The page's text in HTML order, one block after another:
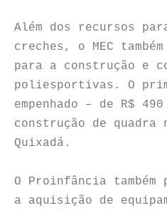
Além dos recursos
creches, o MEC
para a construção e
poliesportivas. O
empenhado – de R$
construção de quadra
Quixadá.
O Proinfância
a aquisição de